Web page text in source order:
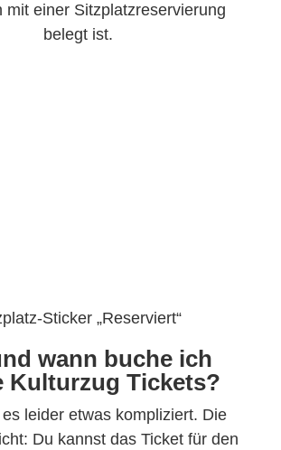
mit einer Sitzplatzreservierung
belegt ist.
Sticker „Reserviert“
wann buche ich
Kulturzug Tickets?
leider etwas kompliziert. Die
Du kannst das Ticket für den